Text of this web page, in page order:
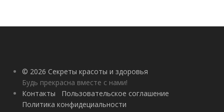
© 2026 Секреты красоты и здоровья
Будь прекрасна вместе с нами!
Контакты
Пользовательское соглашение
Политика конфидециальности